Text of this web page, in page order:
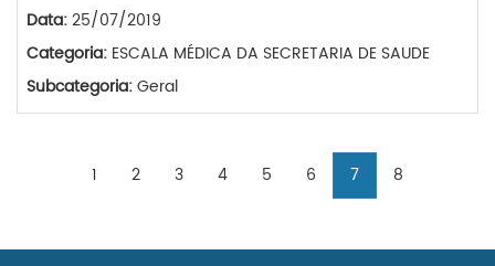
Data:25/07/2019
Categoria: ESCALA MÉDICA DA SECRETARIA DE SAUDE
Subcategoria:Geral
1 2 3 4 5 6 7 8